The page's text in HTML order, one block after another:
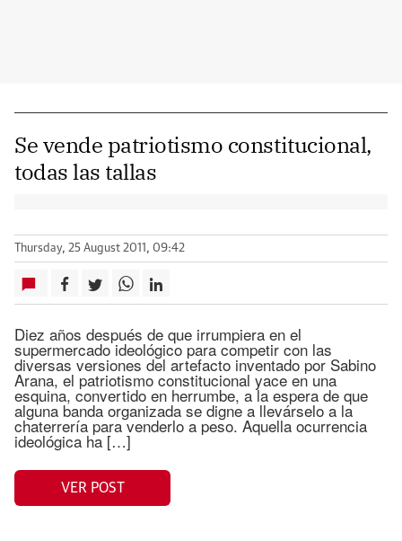
Se vende patriotismo constitucional,
todas las tallas
Thursday, 25 August 2011, 09:42
Diez años después de que irrumpiera en el
supermercado ideológico para competir con las
diversas versiones del artefacto inventado por Sabino
Arana, el patriotismo constitucional yace en una
esquina, convertido en herrumbe, a la espera de que
alguna banda organizada se digne a llevárselo a la
chaterrería para venderlo a peso. Aquella ocurrencia
ideológica ha […]
VER POST